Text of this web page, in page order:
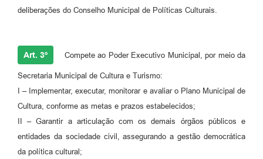
deliberações do Conselho Municipal de Políticas Culturais.
Art. 3º Compete ao Poder Executivo Municipal, por meio da
Secretaria Municipal de Cultura e Turismo:
I – Implementar, executar, monitorar e avaliar o Plano Municipal de
Cultura, conforme as metas e prazos estabelecidos;
II – Garantir a articulação com os demais órgãos públicos e
entidades da sociedade civil, assegurando a gestão democrática
da política cultural;